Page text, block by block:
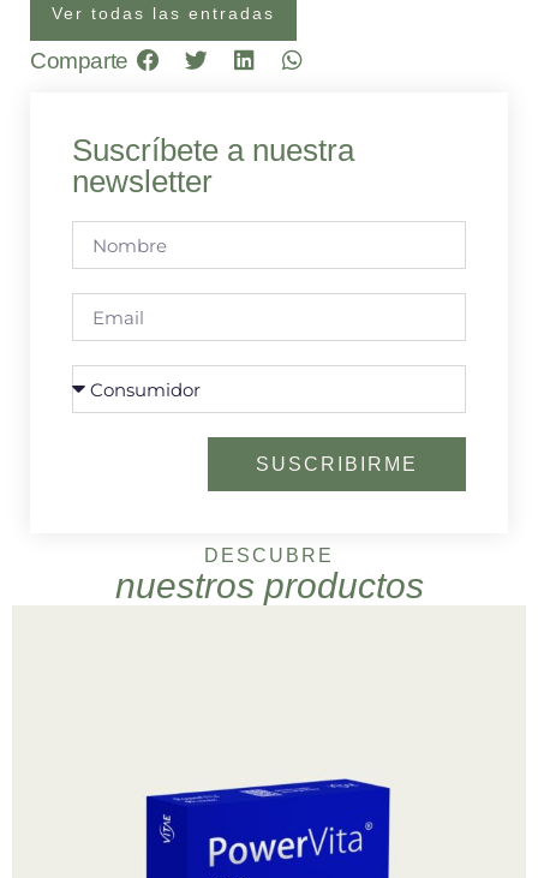
Ver todas las entradas
Comparte
Suscríbete a nuestra
newsletter
SUSCRIBIRME
DESCUBRE
nuestros productos